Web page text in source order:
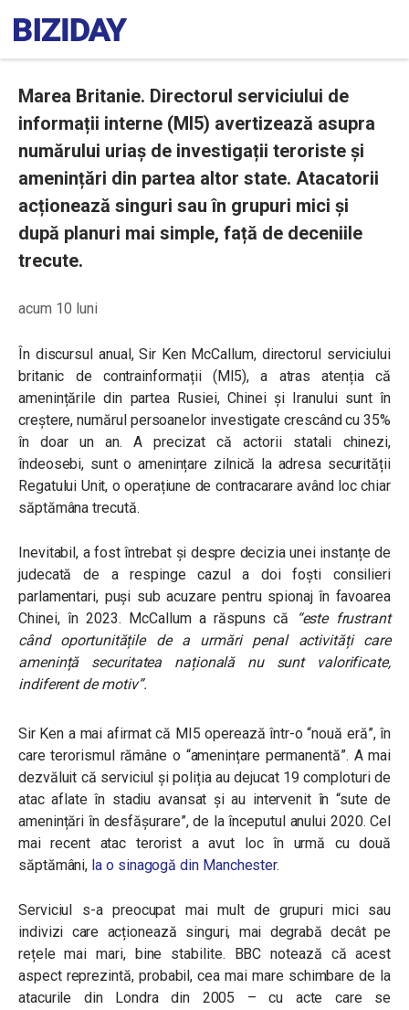
Marea Britanie. Directorul serviciului de
informații interne (MI5) avertizează asupra
numărului uriaș de investigații teroriste și
amenințări din partea altor state. Atacatorii
acționează singuri sau în grupuri mici și
după planuri mai simple, față de deceniile
trecute.
acum 10 luni
În discursul anual, Sir Ken McCallum, directorul serviciului
britanic de contrainformații (MI5), a atras atenția că
amenințările din partea Rusiei, Chinei și Iranului sunt în
creștere, numărul persoanelor investigate crescând cu 35%
în doar un an. A precizat că actorii statali chinezi,
îndeosebi, sunt o amenințare zilnică la adresa securității
Regatului Unit, o operațiune de contracarare având loc chiar
săptămâna trecută.
Inevitabil, a fost întrebat și despre decizia unei instanțe de
judecată de a respinge cazul a doi foști consilieri
parlamentari, puși sub acuzare pentru spionaj în favoarea
Chinei, în 2023. McCallum a răspuns că “este frustrant
când oportunitățile de a urmări penal activități care
amenință securitatea națională nu sunt valorificate,
indiferent de motiv”.
Sir Ken a mai afirmat că MI5 operează într-o “nouă eră”, în
care terorismul rămâne o “amenințare permanentă”. A mai
dezvăluit că serviciul și poliția au dejucat 19 comploturi de
atac aflate în stadiu avansat și au intervenit în “sute de
amenințări în desfășurare”, de la începutul anului 2020. Cel
mai recent atac terorist a avut loc în urmă cu două
săptămâni, la o sinagogă din Manchester.
Serviciul s-a preocupat mai mult de grupuri mici sau
indivizi care acționează singuri, mai degrabă decât pe
rețele mai mari, bine stabilite. BBC notează că acest
aspect reprezintă, probabil, cea mai mare schimbare de la
atacurile din Londra din 2005 – cu acte care se